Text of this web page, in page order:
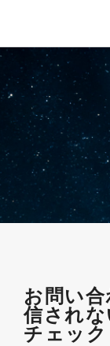
お問い
信され
チェック